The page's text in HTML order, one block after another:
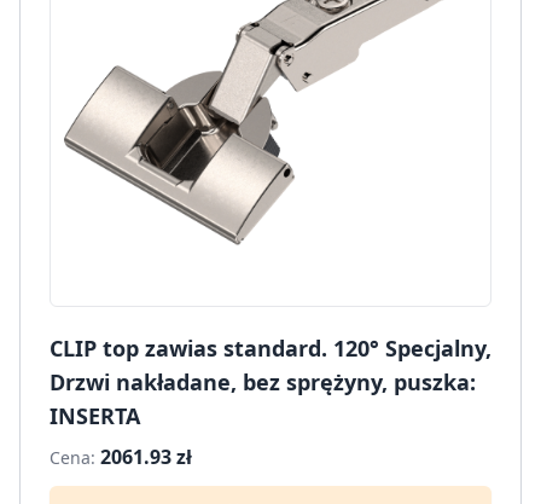
CLIP top zawias standard. 120° Specjalny,
Drzwi nakładane, bez sprężyny, puszka:
INSERTA
Cena: 2061.93 zł